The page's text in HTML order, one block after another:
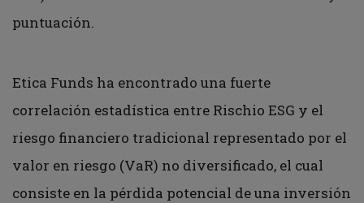
puntuación.
Etica Funds ha encontrado una fuerte
correlación estadística entre Rischio ESG y el
riesgo financiero tradicional representado por el
valor en riesgo (VaR) no diversificado, el cual
consiste en la pérdida potencial de una inversión